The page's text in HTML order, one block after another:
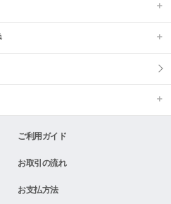
ご利用ガイド
お取引の流れ
お支払方法